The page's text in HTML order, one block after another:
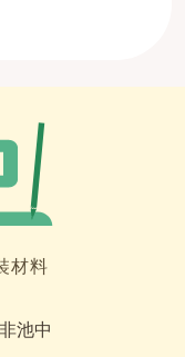
材料
池中